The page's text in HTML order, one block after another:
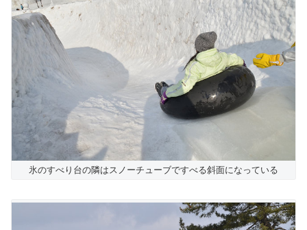
氷のすべり台の隣はスノーチューブですべる斜面になっている